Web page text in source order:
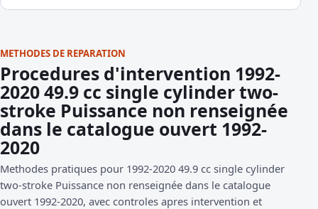
METHODES DE REPARATION
Procedures d'intervention 1992-
2020 49.9 cc single cylinder two-
stroke Puissance non renseignée
dans le catalogue ouvert 1992-
2020
Methodes pratiques pour 1992-2020 49.9 cc single cylinder
two-stroke Puissance non renseignée dans le catalogue
ouvert 1992-2020, avec controles apres intervention et